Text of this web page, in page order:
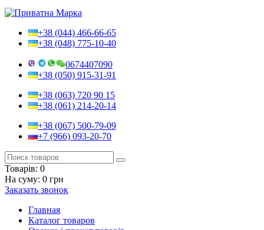
+38 (044) 466-66-65
+38 (048) 775-10-40
0674407090
+38 (050) 915-31-91
+38 (063) 720 90 15
+38 (061) 214-20-14
+38 (067) 500-79-09
+7 (966) 093-20-70
Товарів: 0
На суму: 0 грн
Заказать звонок
Главная
Каталог товаров